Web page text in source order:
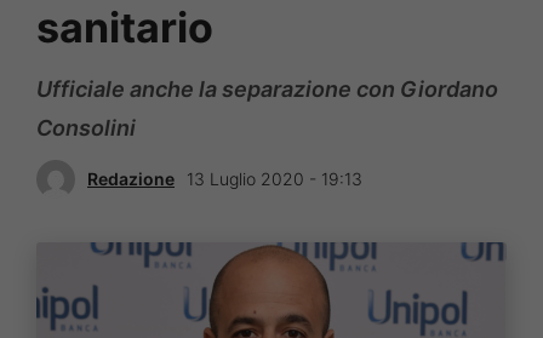
sanitario
Ufficiale anche la separazione con Giordano
Consolini
Redazione 13 Luglio 2020 - 19:13